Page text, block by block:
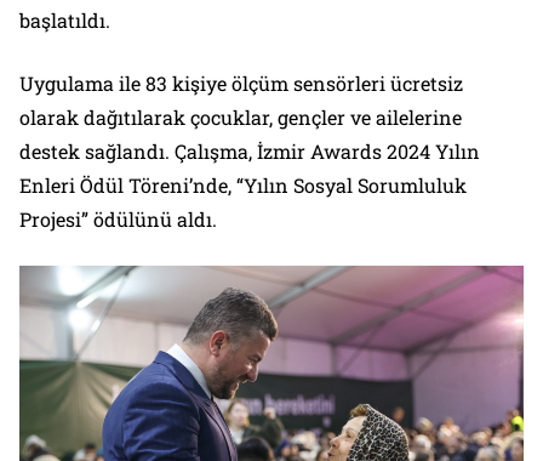
başlatıldı.
Uygulama ile 83 kişiye ölçüm sensörleri ücretsiz
olarak dağıtılarak çocuklar, gençler ve ailelerine
destek sağlandı. Çalışma, İzmir Awards 2024 Yılın
Enleri Ödül Töreni’nde, “Yılın Sosyal Sorumluluk
Projesi” ödülünü aldı.